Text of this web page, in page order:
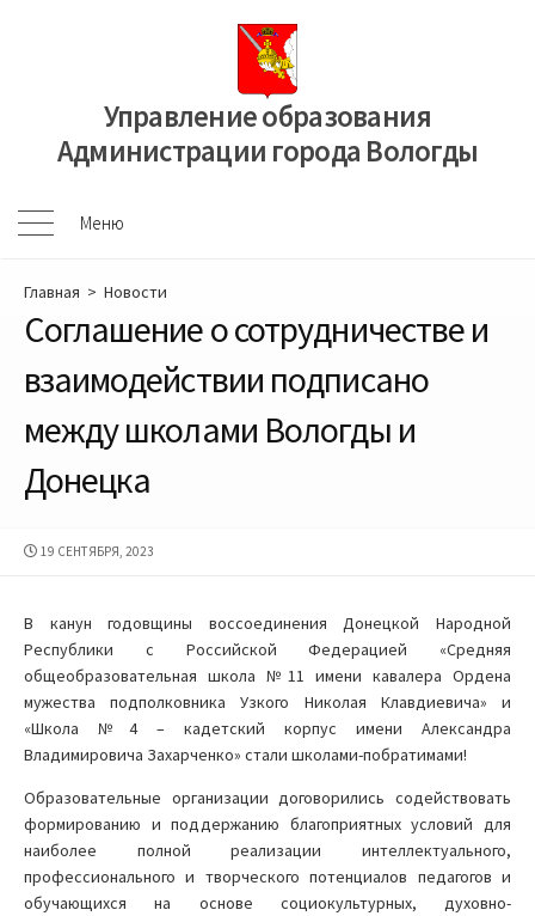
Управление образования
Администрации города Вологды
Меню
Меню
Главная > Новости
Соглашение о сотрудничестве и
взаимодействии подписано
между школами Вологды и
Донецка
ДАТА
19 СЕНТЯБРЯ, 2023
В канун годовщины воссоединения Донецкой Народной
Республики с Российской Федерацией «Средняя
общеобразовательная школа №11 имени кавалера Ордена
мужества подполковника Узкого Николая Клавдиевича» и
«Школа №4 – кадетский корпус имени Александра
Владимировича Захарченко» стали школами-побратимами!
Образовательные организации договорились содействовать
формированию и поддержанию благоприятных условий для
наиболее полной реализации интеллектуального,
профессионального и творческого потенциалов педагогов и
обучающихся на основе социокультурных, духовно-